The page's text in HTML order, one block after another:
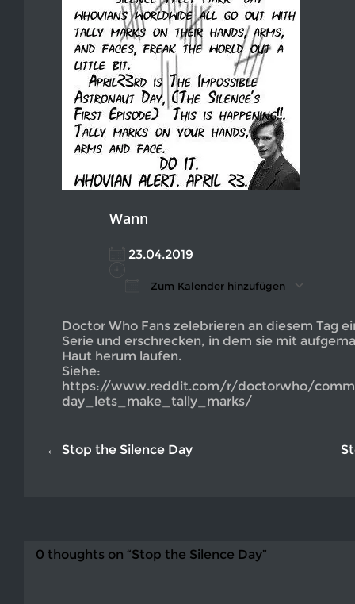
Wann
23.04.2019
Zum Kalender hinzufügen
Doctor Who Fans zelebrieren an diesem Tag
Serie und erschrecken, in dem sie mit
Haut herum laufen.
Siehe:
https://www.reddit.com/r/doctorwho/
day_lets_make_tally_marks/
← Stop the Silence Day
0 thoughts on “Stop the Silence Day”